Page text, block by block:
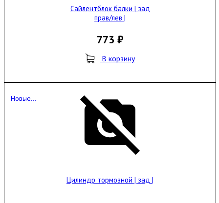
Сайлентблок балки | зад
прав/лев |
773 ₽
В корзину
Новые...
Цилиндр тормозной | зад |